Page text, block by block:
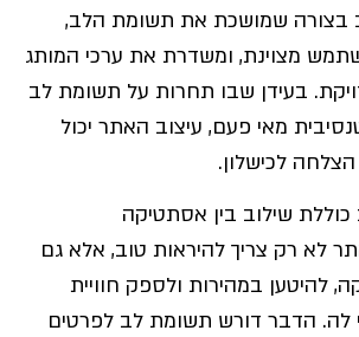
בצורה שמושכת את תשומת הלב,
מצוינת, ומשדרת את ערכי המותג
בעידן שבו תחרות על תשומת לב
מאי פעם, עיצוב האתר יכול
לכישלון.
שילוב בין אסתטיקה
לא רק צריך להיראות טוב, אלא גם
להיטען במהירות ולספק חוויית
לה. הדבר דורש תשומת לב לפרטים